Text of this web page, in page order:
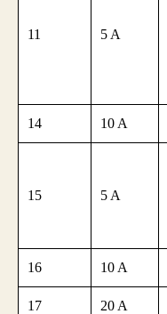
11 5 A
14 10 A
15 5 A
16 10 A
17 20 A